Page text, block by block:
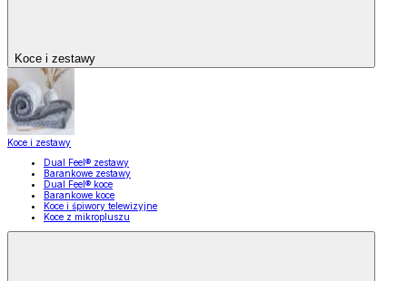
Koce i zestawy
Koce i zestawy
Dual Feel® zestawy
Barankowe zestawy
Dual Feel® koce
Barankowe koce
Koce i śpiwory telewizyjne
Koce z mikropluszu